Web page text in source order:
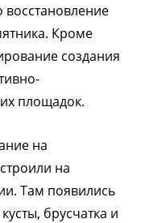
Кроме
создания
площадок.
на
на
Там появились
брусчатка и